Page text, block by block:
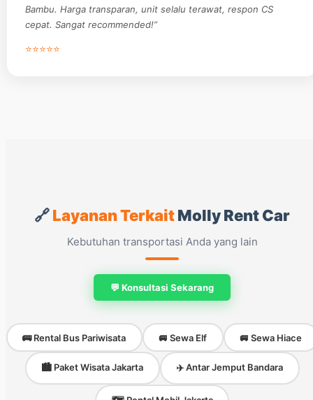
Bambu. Harga transparan, unit selalu terawat, respon CS
cepat. Sangat recommended!”
⭐⭐⭐⭐⭐
🔗Layanan TerkaitMolly Rent Car
Kebutuhan transportasi Anda yang lain
💬 Konsultasi Sekarang
🚌 Rental Bus Pariwisata 🚐 Sewa Elf 🚐 Sewa Hiace
🏙️ Paket Wisata Jakarta ✈️ Antar Jemput Bandara